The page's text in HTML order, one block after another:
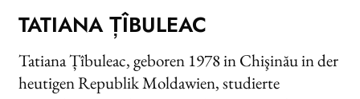
TATIANA ȚÎBULEAC
Tatiana Țîbuleac, geboren 1978 in Chişinău in der
heutigen Republik Moldawien, studierte